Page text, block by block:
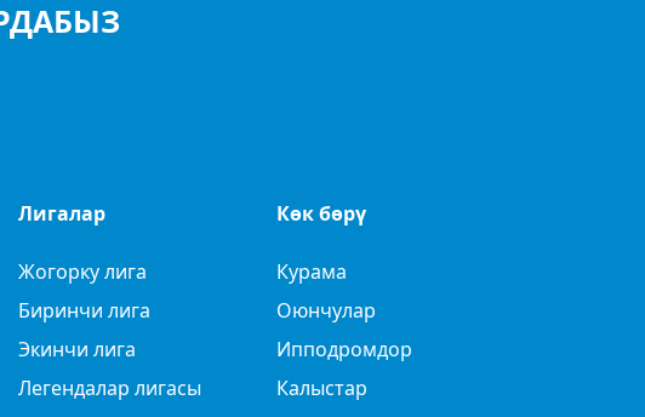
Лигалар
Жогорку лига
Биринчи лига
Экинчи лига
Легендалар лигасы
Көк бөрү
Курама
Оюнчулар
Ипподромдор
Калыстар